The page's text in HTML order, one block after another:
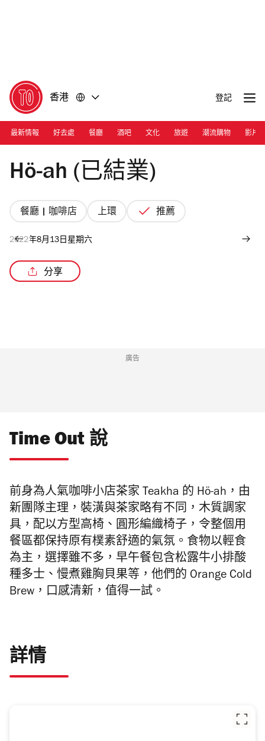
香港 登記
最新情報 好去處 餐廳 酒吧 文化 旅遊 潮流購物 影片
Photograph: Tatum Ancheta
Hö-ah (已結業)
餐廳 | 咖啡店 上環 推薦
2022年8月13日星期六
分享
廣告
Time Out 說
前身為人氣咖啡小店茶家 Teakha 的 Hö-ah，由
新團隊主理，裝潢與茶家略有不同， 木質調家
具，配以方型高椅、圓形編織椅子，令整個用
餐區都保持原有樸素舒適的氣氛。食物以輕食
為主，選擇雖不多，早午餐包含松露牛小排酸
種多士、慢煮雞胸貝果等，他們的 Orange Cold
Brew，口感清新，值得一試。
詳情